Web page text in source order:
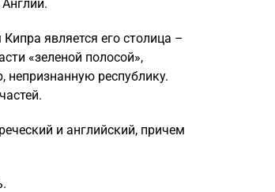
является его столица –
«зеленой полосой»,
республику.
и английский, причем